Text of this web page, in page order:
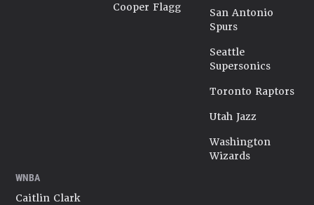
Cooper Flagg
San Antonio
Spurs
Seattle
Supersonics
Toronto Raptors
Utah Jazz
Washington
Wizards
WNBA
Caitlin Clark